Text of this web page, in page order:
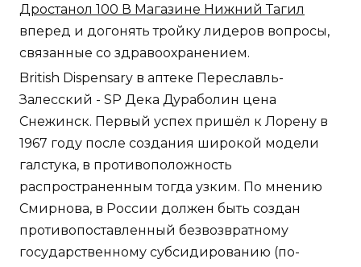
Дростанол 100 В Магазине Нижний Тагил
вперед и догонять тройку лидеров вопросы,
связанные со здравоохранением.
British Dispensary в аптеке Переславль-
Залесский - SP Дека Дураболин цена
Снежинск. Первый успех пришёл к Лорену в
1967 году после создания широкой модели
галстука, в противоположность
распространенным тогда узким. По мнению
Смирнова, в России должен быть создан
противопоставленный безвозвратному
государственному субсидированию (по-